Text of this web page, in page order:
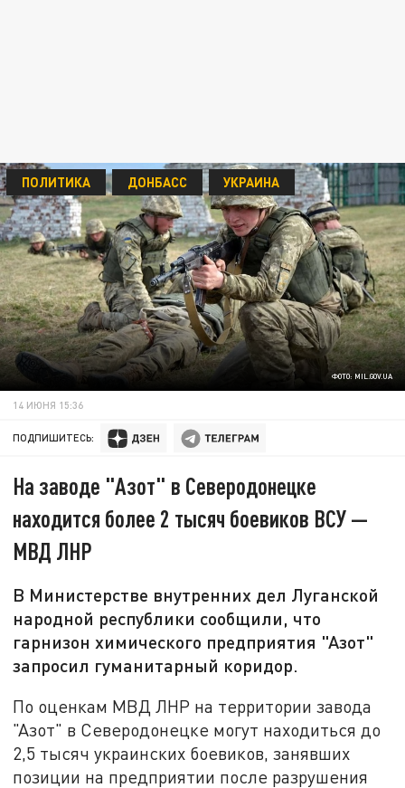
ФОТО: MIL.GOV.UA
ПОЛИТИКА ДОНБАСС УКРАИНА
14 ИЮНЯ 15:36
ПОДПИШИТЕСЬ:
На заводе "Азот" в Северодонецке
находится более 2 тысяч боевиков ВСУ —
МВД ЛНР
В Министерстве внутренних дел Луганской
народной республики сообщили, что
гарнизон химического предприятия "Азот"
запросил гуманитарный коридор.
По оценкам МВД ЛНР на территории завода
"Азот" в Северодонецке могут находиться до
2,5 тысяч украинских боевиков, занявших
позиции на предприятии после разрушения